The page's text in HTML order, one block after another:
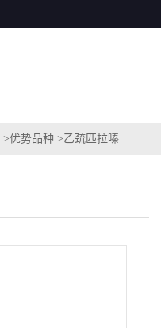
>优势品种 >乙巯匹拉嗪